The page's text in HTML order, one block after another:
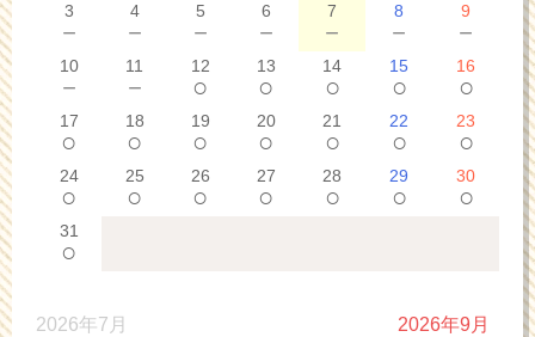
3
－
4
－
5
－
6
－
7
－
8
－
9
－
10
－
11
－
12
○
13
○
14
○
15
○
16
○
17
○
18
○
19
○
20
○
21
○
22
○
23
○
24
○
25
○
26
○
27
○
28
○
29
○
30
○
31
○
2026年7月 2026年9月